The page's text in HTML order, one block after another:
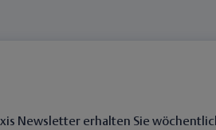
Newsletter erhalten Sie